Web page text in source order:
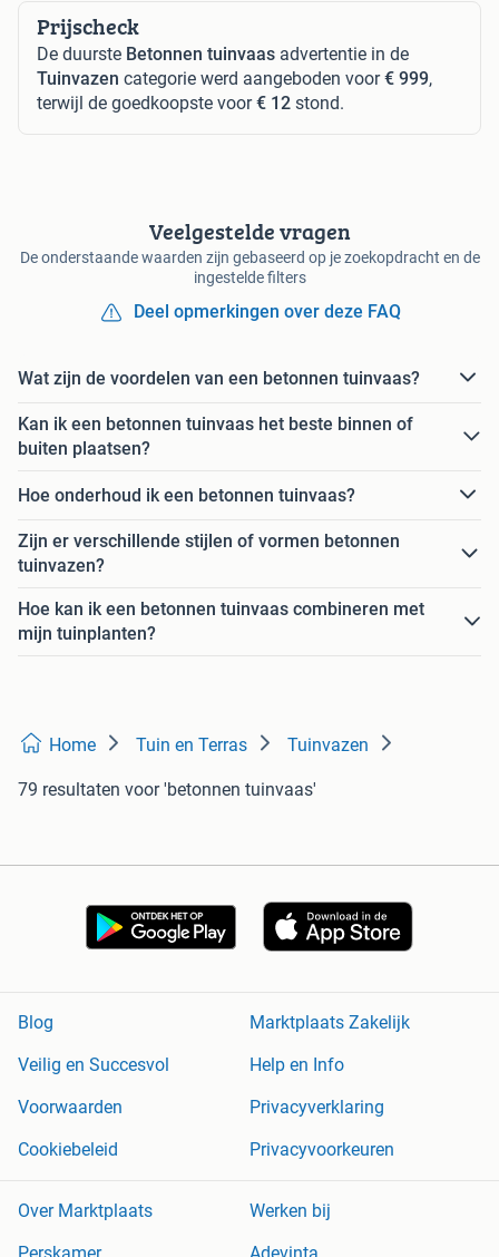
Prijscheck
De duurste Betonnen tuinvaas advertentie in de
Tuinvazen categorie werd aangeboden voor€ 999,
terwijl de goedkoopste voor€ 12 stond.
Veelgestelde vragen
De onderstaande waarden zijn gebaseerd op je zoekopdracht en de
ingestelde filters
Deel opmerkingen over deze FAQ
Wat zijn de voordelen van een betonnen tuinvaas?
Kan ik een betonnen tuinvaas het beste binnen of
buiten plaatsen?
Hoe onderhoud ik een betonnen tuinvaas?
Zijn er verschillende stijlen of vormen betonnen
tuinvazen?
Hoe kan ik een betonnen tuinvaas combineren met
mijn tuinplanten?
Home Tuin en Terras Tuinvazen
79 resultaten voor 'betonnen tuinvaas'
Blog
Marktplaats Zakelijk
Veilig en Succesvol
Help en Info
Voorwaarden
Privacyverklaring
Cookiebeleid
Privacyvoorkeuren
Over Marktplaats
Werken bij